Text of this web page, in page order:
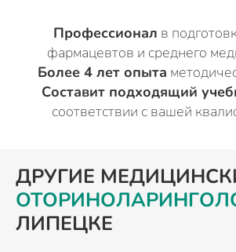
Профессионал в
фармацевтов и среднего
Более 4 лет опыта
Составит подходящий
соответствии с вашей
ДРУГИЕ
ЛИПЕЦКЕ